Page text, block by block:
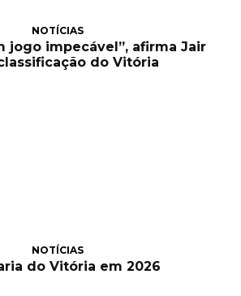
NOTÍCIAS
jogo impecável”, afirma Jair
do Vitória
NOTÍCIAS
do Vitória em 2026